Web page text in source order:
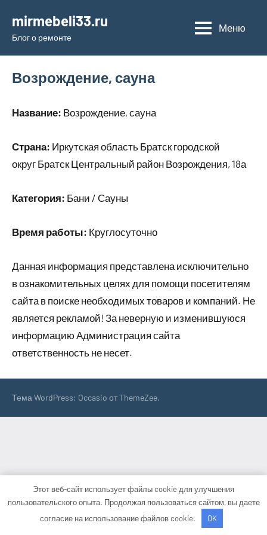
содержимому
mirmebeli33.ru
Блог о ремонте
Меню
Возрождение, сауна
Название: Возрождение, сауна
Страна: Иркутская область Братск городской
округ Братск Центральный район Возрождения, 18а
Категория: Бани / Сауны
Время работы: Круглосуточно
Данная информация представлена исключительно
в ознакомительных целях для помощи посетителям
сайта в поиске необходимых товаров и компаний. Не
является рекламой! За неверную и изменившуюся
информацию Администрация сайта
ответственность не несет.
Тема WordPress: Occasio от ThemeZee.
Этот веб-сайт использует файлы cookie для улучшения
пользовательского опыта. Продолжая пользоваться сайтом, вы даете
согласие на использование файлов cookie.
OK